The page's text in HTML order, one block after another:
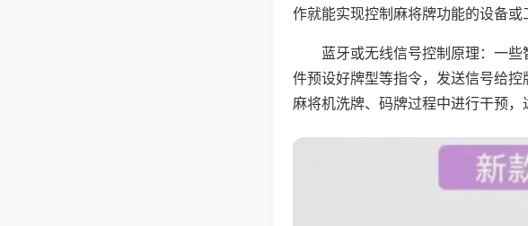
作就能实现控制麻将牌功能的设备或
蓝牙或无线信号控制原理：一
件预设好牌型等指令，发送信号给
麻将机洗牌、码牌过程中进行干预，